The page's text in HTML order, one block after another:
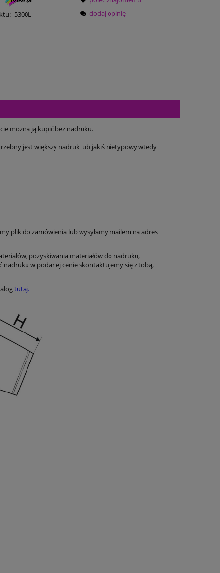
5300L
dodaj opinię
można ją kupić bez nadruku.
jest większy nadruk lub jakiś nietypowy wtedy
plik do zamówienia lub wysyłamy mailem na adres
pozyskiwania materiałów do nadruku,
nadruku w podanej cenie skontaktujemy się z tobą,
tutaj.